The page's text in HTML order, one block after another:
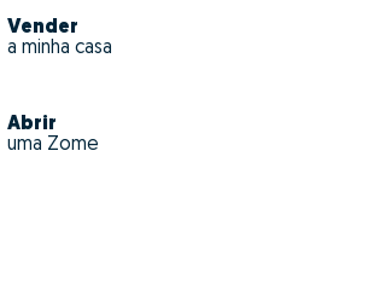
Vender
a minha casa
Abrir
uma Zome